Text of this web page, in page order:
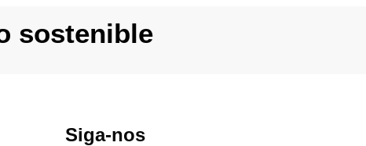
sostenible
Siga-nos